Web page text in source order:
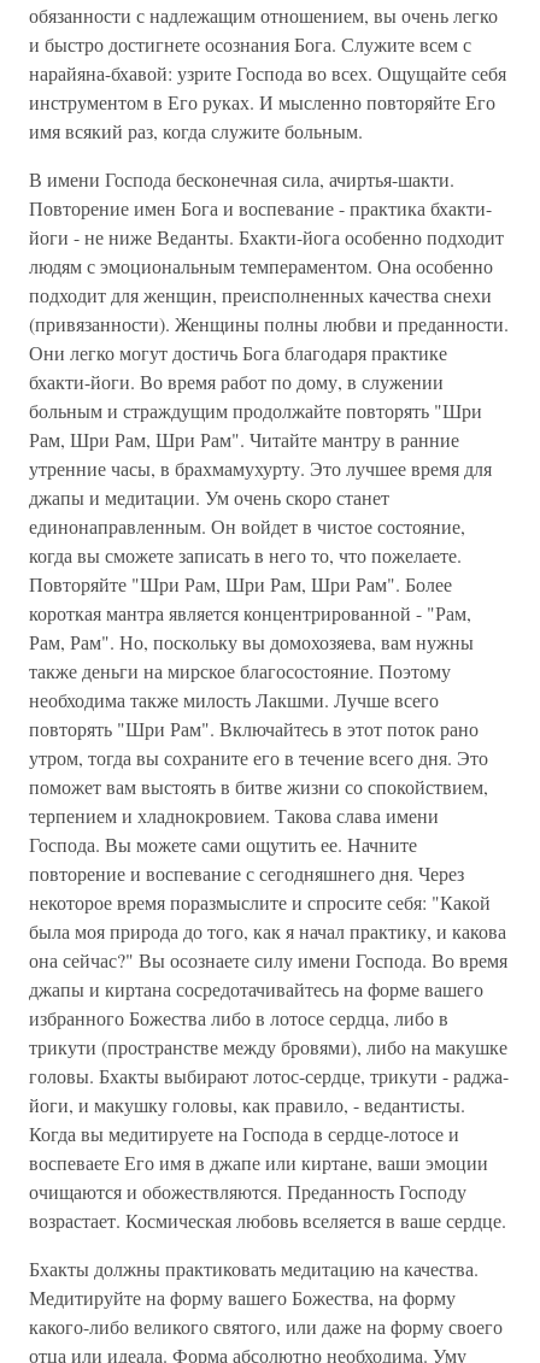
обязанности с надлежащим отношением, вы очень легко
и быстро достигнете осознания Бога. Служите всем с
нарайяна-бхавой: узрите Господа во всех. Ощущайте себя
инструментом в Его руках. И мысленно повторяйте Его
имя всякий раз, когда служите больным.
В имени Господа бесконечная сила, ачиртья-шакти.
Повторение имен Бога и воспевание - практика бхакти-
йоги - не ниже Веданты. Бхакти-йога особенно подходит
людям с эмоциональным темпераментом. Она особенно
подходит для женщин, преисполненных качества снехи
(привязанности). Женщины полны любви и преданности.
Они легко могут достичь Бога благодаря практике
бхакти-йоги. Во время работ по дому, в служении
больным и страждущим продолжайте повторять "Шри
Рам, Шри Рам, Шри Рам". Читайте мантру в ранние
утренние часы, в брахмамухурту. Это лучшее время для
джапы и медитации. Ум очень скоро станет
единонаправленным. Он войдет в чистое состояние,
когда вы сможете записать в него то, что пожелаете.
Повторяйте "Шри Рам, Шри Рам, Шри Рам". Более
короткая мантра является концентрированной - "Рам,
Рам, Рам". Но, поскольку вы домохозяева, вам нужны
также деньги на мирское благосостояние. Поэтому
необходима также милость Лакшми. Лучше всего
повторять "Шри Рам". Включайтесь в этот поток рано
утром, тогда вы сохраните его в течение всего дня. Это
поможет вам выстоять в битве жизни со спокойствием,
терпением и хладнокровием. Такова слава имени
Господа. Вы можете сами ощутить ее. Начните
повторение и воспевание с сегодняшнего дня. Через
некоторое время поразмыслите и спросите себя: "Какой
была моя природа до того, как я начал практику, и какова
она сейчас?" Вы осознаете силу имени Господа. Во время
джапы и киртана сосредотачивайтесь на форме вашего
избранного Божества либо в лотосе сердца, либо в
трикути (пространстве между бровями), либо на макушке
головы. Бхакты выбирают лотос-сердце, трикути - раджа-
йоги, и макушку головы, как правило, - ведантисты.
Когда вы медитируете на Господа в сердце-лотосе и
воспеваете Его имя в джапе или киртане, ваши эмоции
очищаются и обожествляются. Преданность Господу
возрастает. Космическая любовь вселяется в ваше сердце.
Бхакты должны практиковать медитацию на качества.
Медитируйте на форму вашего Божества, на форму
какого-либо великого святого, или даже на форму своего
отца или идеала. Форма абсолютно необходима. Уму